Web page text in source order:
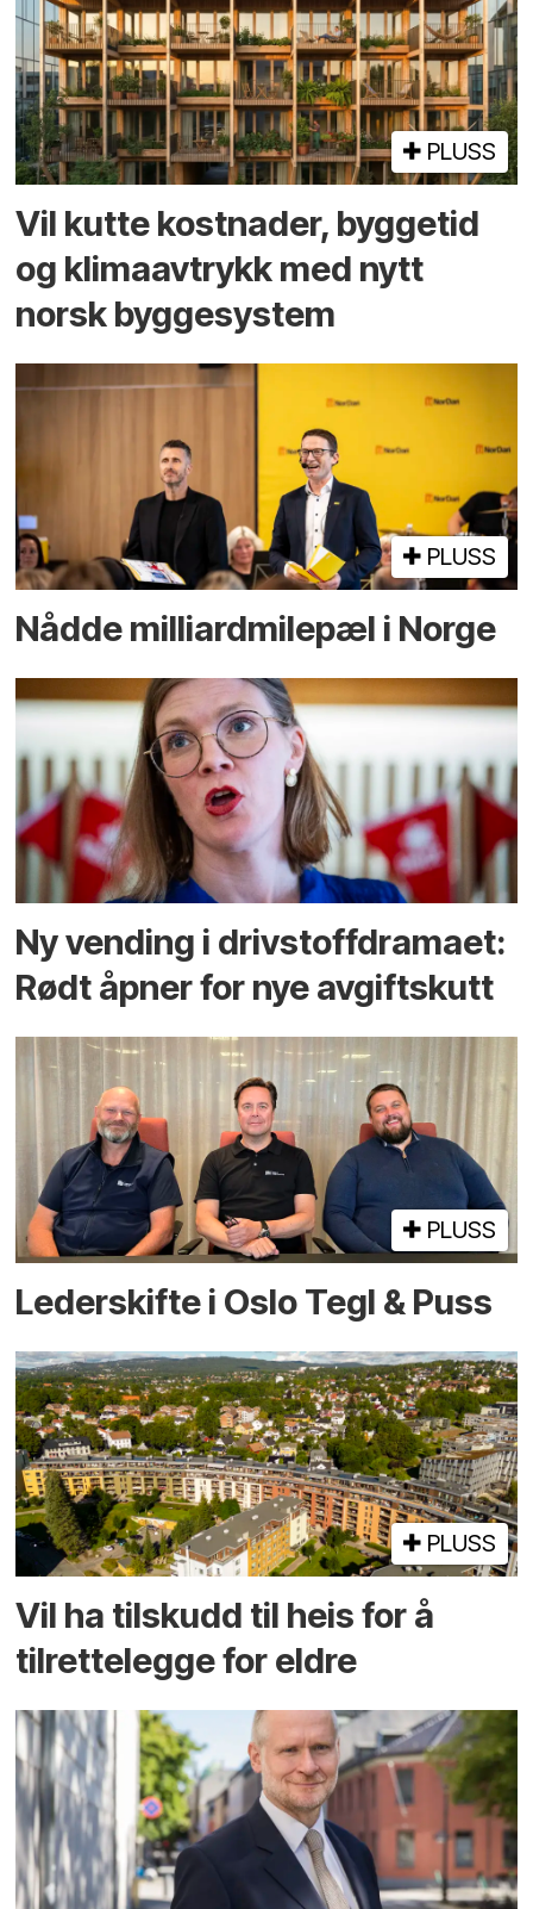
PLUSS
Vil kutte kostnader, byggetid
og klima­avtrykk med nytt
norsk bygge­system
PLUSS
Nådde milliard­­milepæl i Norge
Ny vending i drivstoffdramaet:
Rødt åpner for nye avgiftskutt
PLUSS
Lederskifte i Oslo Tegl & Puss
PLUSS
Vil ha tilskudd til heis for å
tilrettelegge for eldre